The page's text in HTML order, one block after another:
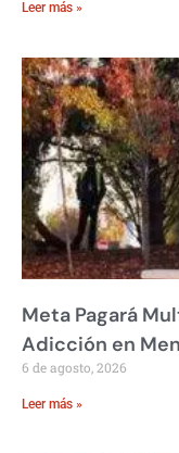
Leer más »
Meta Pagará
Adicción en
6 de agosto, 2026
Leer más »